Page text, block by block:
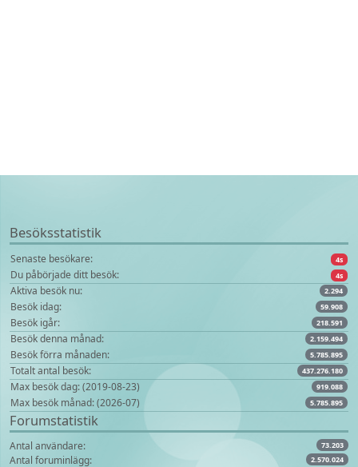
Besöksstatistik
Senaste besökare: 4s
Du påbörjade ditt besök: 4s
Aktiva besök nu: 2.294
Besök idag: 59.908
Besök igår: 218.591
Besök denna månad: 2.159.494
Besök förra månaden: 5.785.895
Totalt antal besök: 437.276.180
Max besök dag: (2019-08-23) 919.088
Max besök månad: (2026-07) 5.785.895
Forumstatistik
Antal användare: 73.203
Antal foruminlägg: 2.570.024